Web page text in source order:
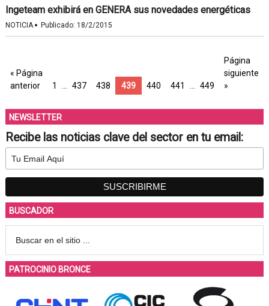
Ingeteam exhibirá en GENERA sus novedades energéticas
NOTICIA· Publicado: 18/2/2015
« Página
anterior
1 437 438 439 440 441 449
Página
siguiente
»
NEWSLETTER
Recibe las noticias clave del sector en tu email:
BUSCADOR
PATROCINIO BRONCE